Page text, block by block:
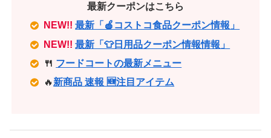
最新クーポンはこちら
NEW!! 最新「🍎コストコ食品クーポン情報」
NEW!! 最新「👕日用品クーポン情報情報」
🍴 フードコートの最新メニュー
🔥 新商品 速報 🆕注目アイテム